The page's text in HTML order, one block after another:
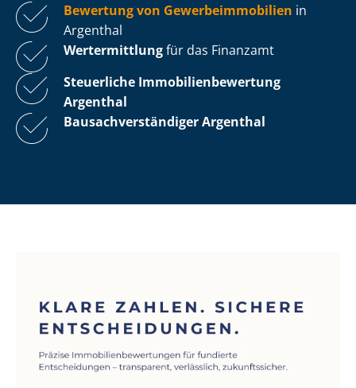
Bewertung von Ge­wer­be­im­mo­bi­li­en in
Argenthal
Wertermittlungfür das Finanzamt
Steuerliche Im­mo­bi­li­en­be­wer­tung
Argenthal
Bau­sach­ver­stän­di­ger Argenthal